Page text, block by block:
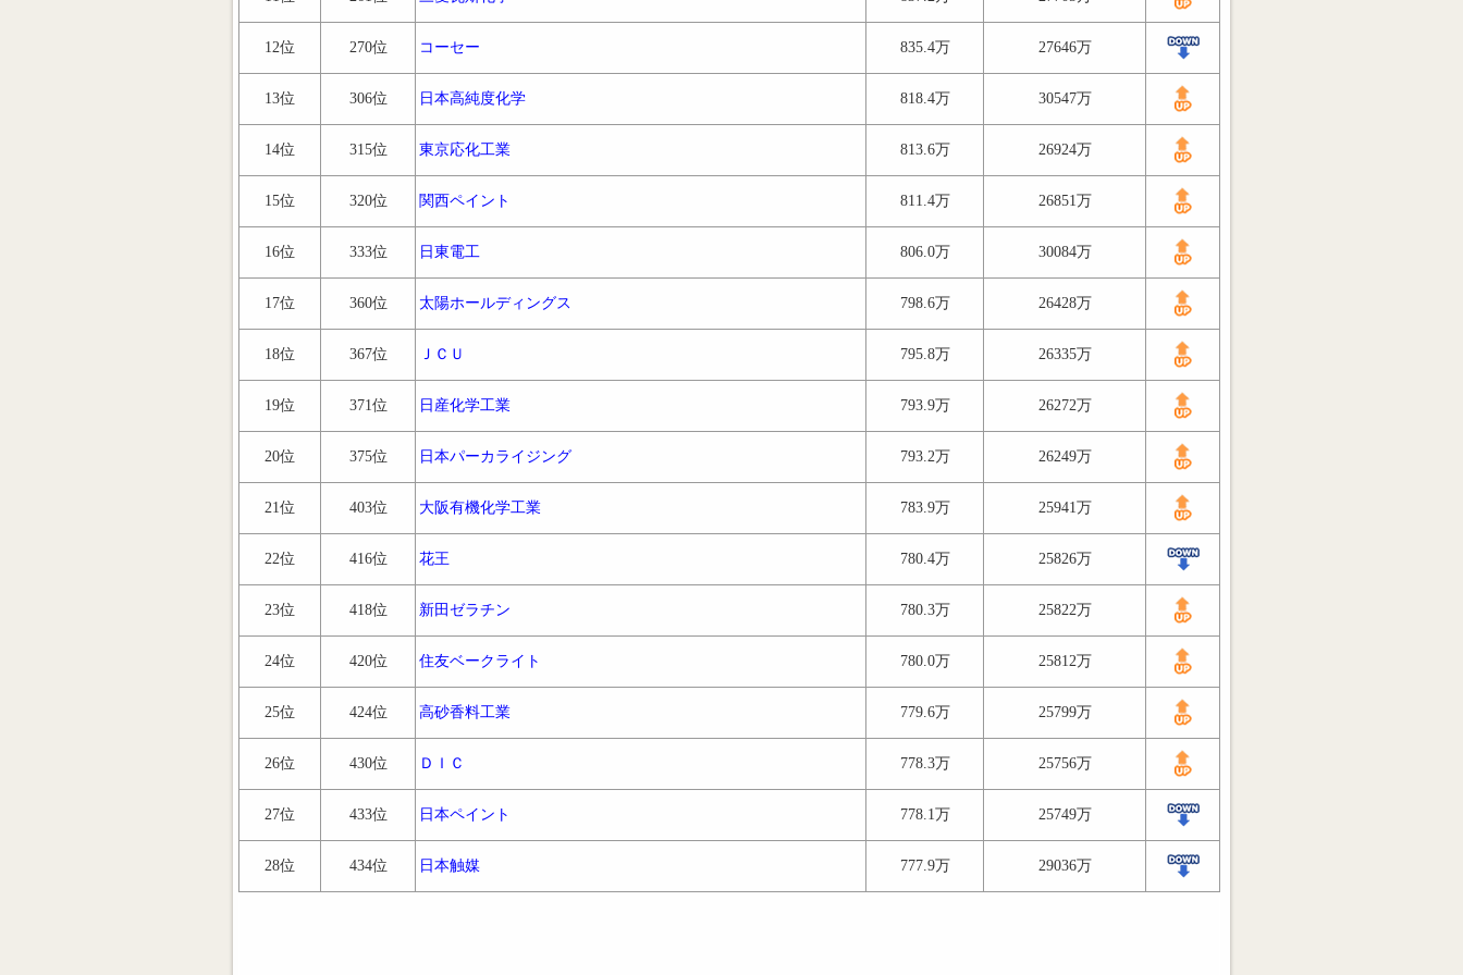
12位 270位 コーセー 835.4万 27646万
13位 306位 日本高純度化学 818.4万 30547万
14位 315位 東京応化工業 813.6万 26924万
15位 320位 関西ペイント 811.4万 26851万
16位 333位 日東電工 806.0万 30084万
17位 360位 太陽ホールディングス 798.6万 26428万
18位 367位 ＪＣＵ 795.8万 26335万
19位 371位 日産化学工業 793.9万 26272万
20位 375位 日本パーカライジング 793.2万 26249万
21位 403位 大阪有機化学工業 783.9万 25941万
22位 416位 花王 780.4万 25826万
23位 418位 新田ゼラチン 780.3万 25822万
24位 420位 住友ベークライト 780.0万 25812万
25位 424位 高砂香料工業 779.6万 25799万
26位 430位 ＤＩＣ 778.3万 25756万
27位 433位 日本ペイント 778.1万 25749万
28位 434位 日本触媒 777.9万 29036万